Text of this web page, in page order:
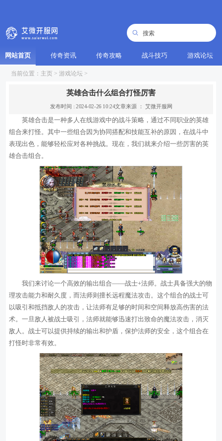
网站首页 传奇资讯 传奇攻略 战斗技巧 游戏论坛
当前位置： 主页 > 游戏论坛 >
英雄合击什么组合打怪厉害
发布时间 : 2024-02-26 10:24文章来源 ： 艾微开服网
英雄合击是一种多人在线游戏中的战斗策略，通过不同职业的英雄
组合来打怪。其中一些组合因为协同搭配和技能互补的原因，在战斗中
表现出色，能够轻松应对各种挑战。现在，我们就来介绍一些厉害的英
雄合击组合。
我们来讨论一个高效的输出组合——战士+法师。战士具备强大的物
理攻击能力和耐久度，而法师则擅长远程魔法攻击。这个组合的战士可
以吸引和抵挡敌人的攻击，让法师有足够的时间和空间释放高伤害的法
术。一旦敌人被战士吸引，法师就能够迅速打出致命的魔法攻击，消灭
敌人。战士可以提供持续的输出和护盾，保护法师的安全，这个组合在
打怪时非常有效。